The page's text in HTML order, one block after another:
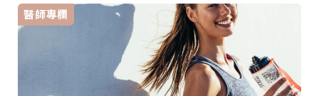
漂亮的女生發掘屬於自己獨特的美麗，而不是別人說什麼就是什麼
樣」；在治療過程中，她強調一定要有皮膚專科醫師做最嚴謹的把關，
尤其是客人的安全，並在這個過程中，發現自己的美麗，找到自信。
「而不是為了給誰看！」她強調。楊心怡院長分享她創立芯漾，就是期
盼在客人起心動念，從出發到決定，協助他們在這趟變美的旅程中，能
夠開心又自在的去呈現自己最好的一面。芯漾開業近13年來，她一直努
力把這個想法傳達給顧客，因為她發現很多人來到診所，其實並不知道
自己真正的需求，所以一開始的貼心服務、專業諮詢很重要。化身心靈
導師，發掘客戶內心的真正需求！「我會盡量和顧客聊天，探詢他們做
醫師專欄